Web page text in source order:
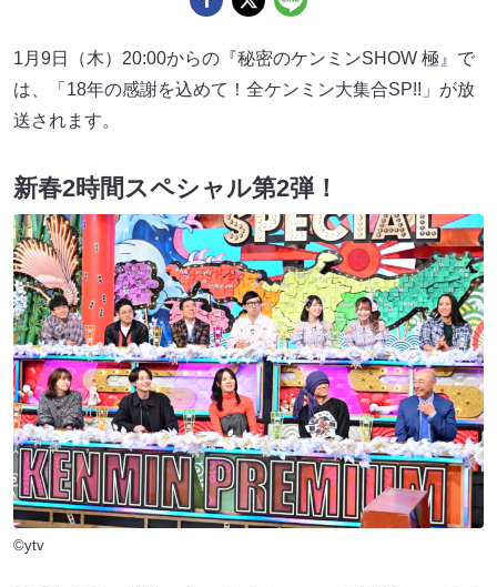
1月9日（木）20:00からの『秘密のケンミンSHOW 極』で
は、「18年の感謝を込めて！全ケンミン大集合SP!!」が放
送されます。
新春2時間スペシャル第2弾！
©ytv